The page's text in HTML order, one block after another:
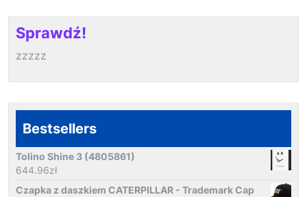
Sprawdź!
zzzzz
Bestsellers
Tolino Shine 3 (4805861)
644.96zł
Czapka z daszkiem CATERPILLAR - Trademark Cap